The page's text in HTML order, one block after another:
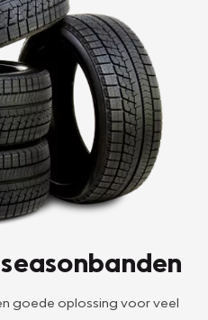
goede oplossing voor veel